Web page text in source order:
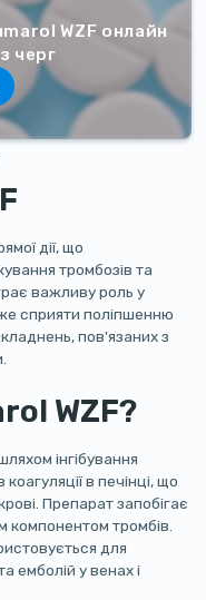
дії, що
тромбозів та
важливу роль у
сприяти поліпшенню
пов'язаних з
WZF?
інгібування
в печінці, що
Препарат запобігає
компонентом тромбів.
для
емболій у венах і
WZF онлайн
черг